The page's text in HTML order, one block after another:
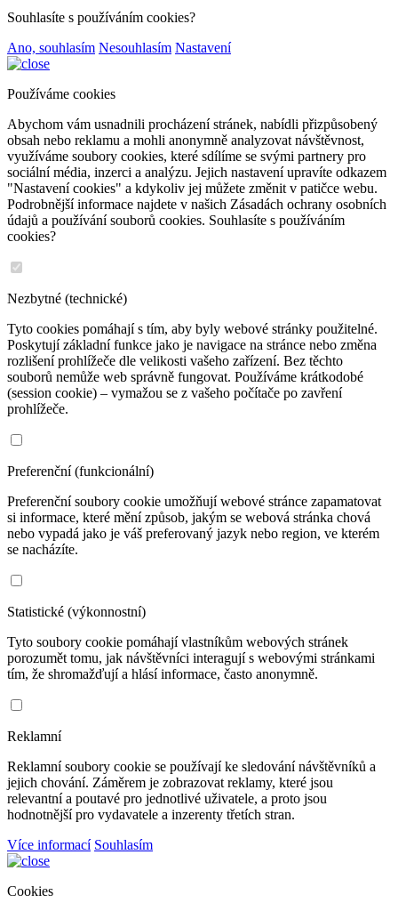
Souhlasíte s používáním cookies?
Ano, souhlasím Nesouhlasím Nastavení
Používáme cookies
Abychom vám usnadnili procházení stránek, nabídli přizpůsobený
obsah nebo reklamu a mohli anonymně analyzovat návštěvnost,
využíváme soubory cookies, které sdílíme se svými partnery pro
sociální média, inzerci a analýzu. Jejich nastavení upravíte odkazem
"Nastavení cookies" a kdykoliv jej můžete změnit v patičce webu.
Podrobnější informace najdete v našich Zásadách ochrany osobních
údajů a používání souborů cookies. Souhlasíte s používáním
cookies?
Nezbytné (technické)
Tyto cookies pomáhají s tím, aby byly webové stránky použitelné.
Poskytují základní funkce jako je navigace na stránce nebo změna
rozlišení prohlížeče dle velikosti vašeho zařízení. Bez těchto
souborů nemůže web správně fungovat. Používáme krátkodobé
(session cookie) – vymažou se z vašeho počítače po zavření
prohlížeče.
Preferenční (funkcionální)
Preferenční soubory cookie umožňují webové stránce zapamatovat
si informace, které mění způsob, jakým se webová stránka chová
nebo vypadá jako je váš preferovaný jazyk nebo region, ve kterém
se nacházíte.
Statistické (výkonnostní)
Tyto soubory cookie pomáhají vlastníkům webových stránek
porozumět tomu, jak návštěvníci interagují s webovými stránkami
tím, že shromažďují a hlásí informace, často anonymně.
Reklamní
Reklamní soubory cookie se používají ke sledování návštěvníků a
jejich chování. Záměrem je zobrazovat reklamy, které jsou
relevantní a poutavé pro jednotlivé uživatele, a proto jsou
hodnotnější pro vydavatele a inzerenty třetích stran.
Více informací Souhlasím
Cookies